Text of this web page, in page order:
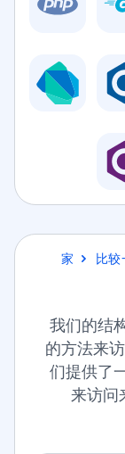
家 比
我们的结
的方法来
们提供了
来访问